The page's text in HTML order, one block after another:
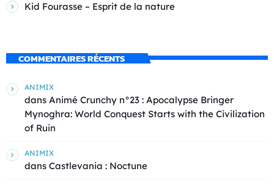
Kid Fourasse – Esprit de la nature
COMMENTAIRES RÉCENTS
ANIMIX
dans Animé Crunchy n°23 : Apocalypse Bringer
Mynoghra: World Conquest Starts with the Civilization
of Ruin
ANIMIX
dans Castlevania : Noctune